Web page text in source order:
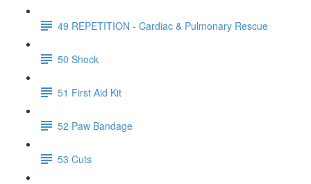
49 REPETITION - Cardiac & Pulmonary Rescue
50 Shock
51 First Aid Kit
52 Paw Bandage
53 Cuts